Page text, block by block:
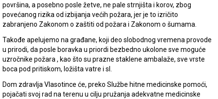
površina, a posebno posle žetve, ne pale strnjišta i korov, zbog
povećanog rizika od izbijanja većih požara, jer je to izričito
zabranjeno Zakonom o zaštiti od požara i Zakonom o šumama.
Takođe apelujemo na građane, koji deo slobodnog vremena provode
u prirodi, da posle boravka u priordi bezbedno ukolone sve moguće
uzročnike požara , kao što su prazne staklene ambalaže, sve vrste
boca pod pritiskom, ložišta vatre i sl.
Dom zdravlja Vlasotince će, preko Službe hitne medicinske pomoći,
pojačati svoj rad na terenu u cilju pružanja adekvatne medicinske